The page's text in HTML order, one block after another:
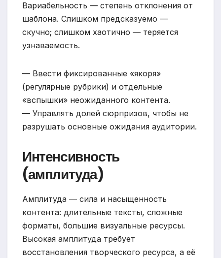
Вариабельность — степень отклонения от
шаблона. Слишком предсказуемо —
скучно; слишком хаотично — теряется
узнаваемость.
— Ввести фиксированные «якоря»
(регулярные рубрики) и отдельные
«вспышки» неожиданного контента.
— Управлять долей сюрпризов, чтобы не
разрушать основные ожидания аудитории.
Интенсивность
(амплитуда)
Амплитуда — сила и насыщенность
контента: длительные тексты, сложные
форматы, большие визуальные ресурсы.
Высокая амплитуда требует
восстановления творческого ресурса, а её